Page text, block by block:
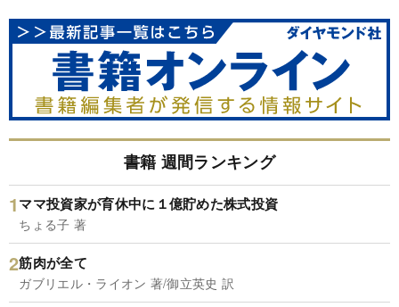
書籍 週間ランキング
ママ投資家が育休中に１億貯めた株式投資
ちょる子 著
筋肉が全て
ガブリエル・ライオン 著/御立英史 訳